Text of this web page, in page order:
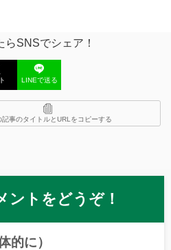
らSNSでシェア！
LINEで送る
記事のタイトルとURLをコピーする
ントをどうぞ！
的に）